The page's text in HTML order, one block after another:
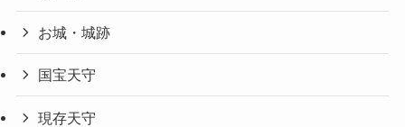
お城・城跡
国宝天守
現存天守